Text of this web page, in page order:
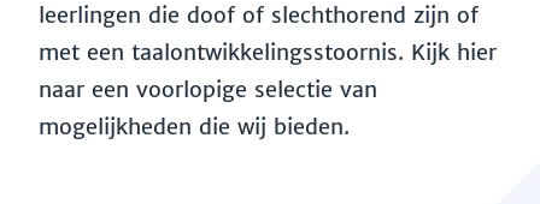
leerlingen die doof of slechthorend zijn of
met een taalontwikkelingsstoornis. Kijk hier
naar een voorlopige selectie van
mogelijkheden die wij bieden.